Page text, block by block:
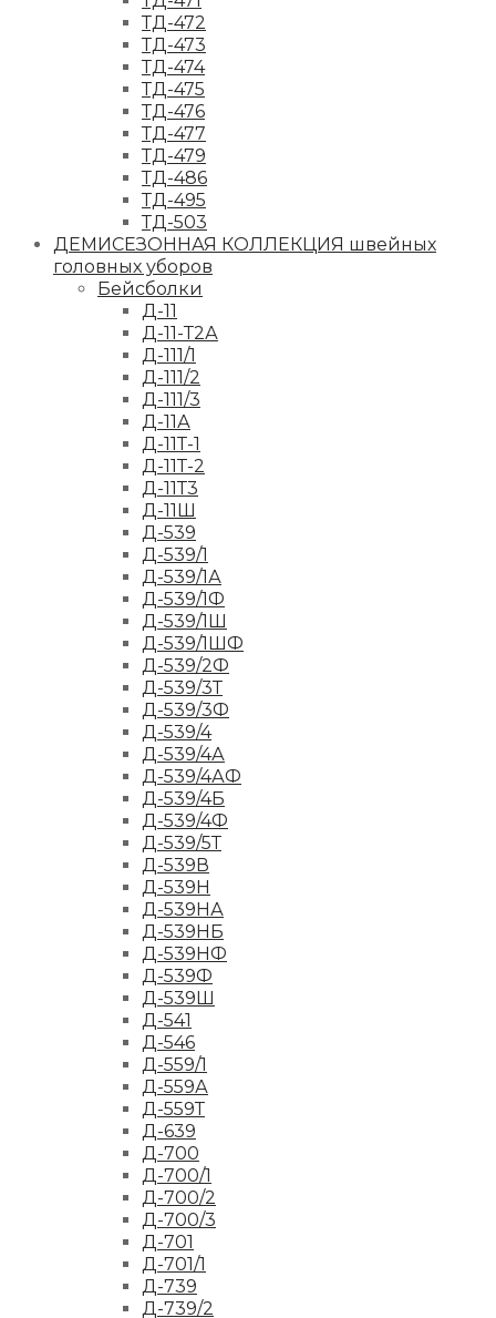
ТД-472
ТД-473
ТД-474
ТД-475
ТД-476
ТД-477
ТД-479
ТД-486
ТД-495
ТД-503
ДЕМИСЕЗОННАЯ КОЛЛЕКЦИЯ швейных
головных уборов
Бейсболки
Д-11
Д-11-Т2А
Д-111/1
Д-111/2
Д-111/3
Д-11А
Д-11Т-1
Д-11Т-2
Д-11Т3
Д-11Ш
Д-539
Д-539/1
Д-539/1А
Д-539/1Ф
Д-539/1Ш
Д-539/1ШФ
Д-539/2Ф
Д-539/3Т
Д-539/3Ф
Д-539/4
Д-539/4А
Д-539/4АФ
Д-539/4Б
Д-539/4Ф
Д-539/5Т
Д-539В
Д-539Н
Д-539НА
Д-539НБ
Д-539НФ
Д-539Ф
Д-539Ш
Д-541
Д-546
Д-559/1
Д-559А
Д-559Т
Д-639
Д-700
Д-700/1
Д-700/2
Д-700/3
Д-701
Д-701/1
Д-739
Д-739/2